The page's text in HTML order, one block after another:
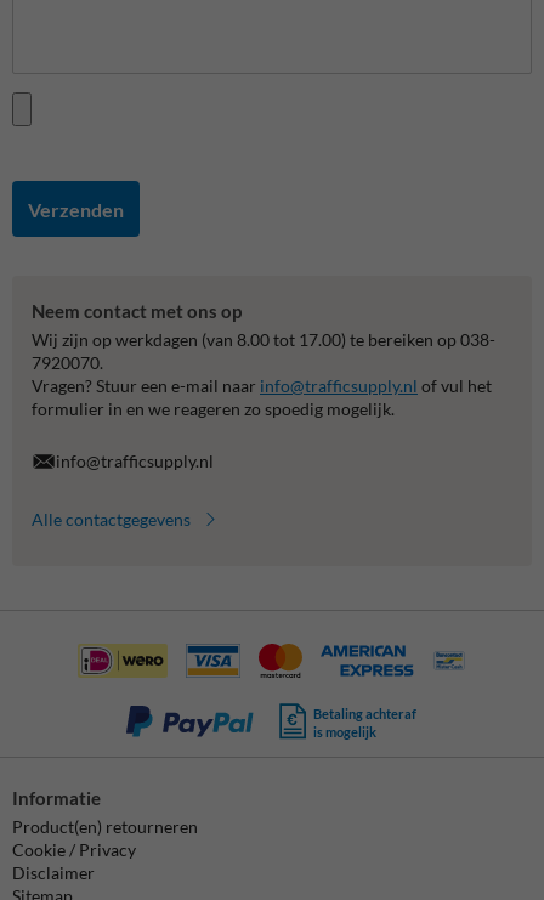
Verzenden
Neem contact met ons op
Wij zijn op werkdagen (van 8.00 tot 17.00) te bereiken op 038-
7920070.
Vragen? Stuur een e-mail naar info@trafficsupply.nl of vul het
formulier in en we reageren zo spoedig mogelijk.
info@trafficsupply.nl
Alle contactgegevens
Betaling achteraf
is mogelijk
Informatie
Product(en) retourneren
Cookie / Privacy
Disclaimer
Sitemap